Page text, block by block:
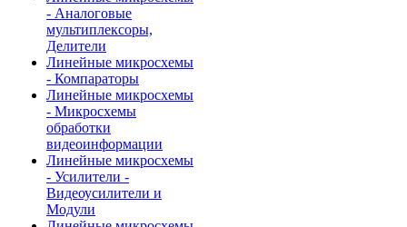
- Аналоговые
мультиплексоры,
Делители
Линейные микросхемы
- Компараторы
Линейные микросхемы
- Микросхемы
обработки
видеоинформации
Линейные микросхемы
- Усилители -
Видеоусилители и
Модули